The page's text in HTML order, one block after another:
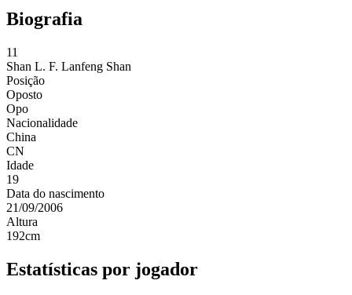
Biografia
11
Shan L. F. Lanfeng Shan
Posição
Oposto
Opo
Nacionalidade
China
CN
Idade
19
Data do nascimento
21/09/2006
Altura
192cm
Estatísticas por jogador